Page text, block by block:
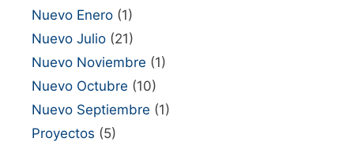
Nuevo Enero (1)
Nuevo Julio (21)
Nuevo Noviembre (1)
Nuevo Octubre (10)
Nuevo Septiembre (1)
Proyectos (5)